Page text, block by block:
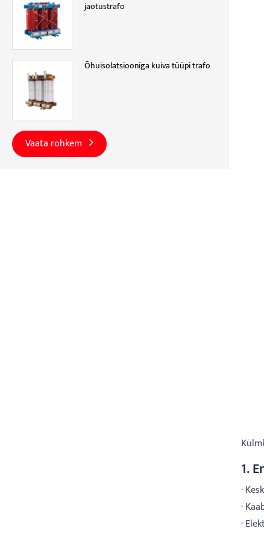
jaotustrafo
Õhuisolatsiooniga kuiva tüüpi trafo
Vaata rohkem
1.
·
·
·